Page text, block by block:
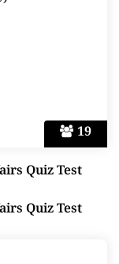
19
Quiz Test
Quiz Test